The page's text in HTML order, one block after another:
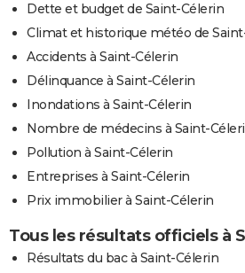
Dette et budget de Saint-Célerin
Climat et historique météo de
Accidents à Saint-Célerin
Délinquance à Saint-Célerin
Inondations à Saint-Célerin
Nombre de médecins à Saint-
Pollution à Saint-Célerin
Entreprises à Saint-Célerin
Prix immobilier à Saint-Célerin
Tous les résultats officiels à
Résultats du bac à Saint-Célerin